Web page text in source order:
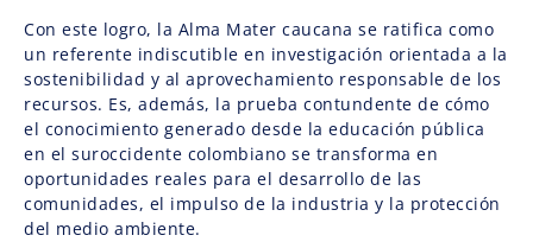
Con este logro, la Alma Mater caucana se ratifica como
un referente indiscutible en investigación orientada a la
sostenibilidad y al aprovechamiento responsable de los
recursos. Es, además, la prueba contundente de cómo
el conocimiento generado desde la educación pública
en el suroccidente colombiano se transforma en
oportunidades reales para el desarrollo de las
comunidades, el impulso de la industria y la protección
del medio ambiente.